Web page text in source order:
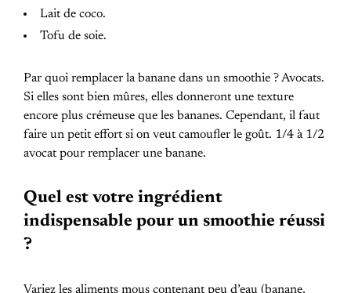
Lait de coco.
Tofu de soie.
Par quoi remplacer la banane dans un smoothie ? Avocats.
Si elles sont bien mûres, elles donneront une texture
encore plus crémeuse que les bananes. Cependant, il faut
faire un petit effort si on veut camoufler le goût. 1/4 à 1/2
avocat pour remplacer une banane.
Quel est votre ingrédient
indispensable pour un smoothie réussi
?
Variez les aliments mous contenant peu d’eau (banane,